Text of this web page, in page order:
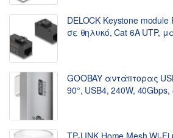
DELOCK Keystone
σε θηλυκό, Cat 6A UTP,
GOOBAY αντάπτορας
90°, USB4, 240W, 40Gbps,
TP-LINK Home Mesh Wi-Fi